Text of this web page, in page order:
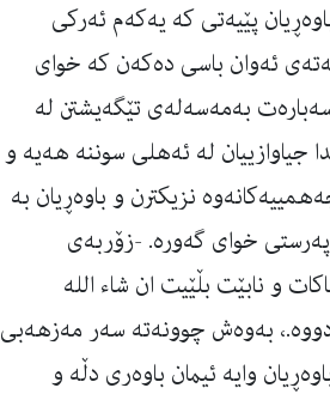
پێیه‌تی كه‌ یه‌كه‌م ئه‌ركی
ئه‌وان باسی ده‌كه‌ن كه‌ خوای
به‌مه‌سه‌له‌ی تێگه‌یشتن له‌
جیاوازییان له‌ ئه‌هلی سوننه‌ هه‌یه‌ و
نزیكترن و باوه‌ڕیان به‌
خوای گه‌وره‌. -زۆربه‌ی
و نابێت بڵێیت ان شاء الله
به‌وه‌ش چوونه‌ته‌ سه‌ر مه‌زهه‌بی
وایه‌ ئیمان باوه‌ری دڵه‌ و